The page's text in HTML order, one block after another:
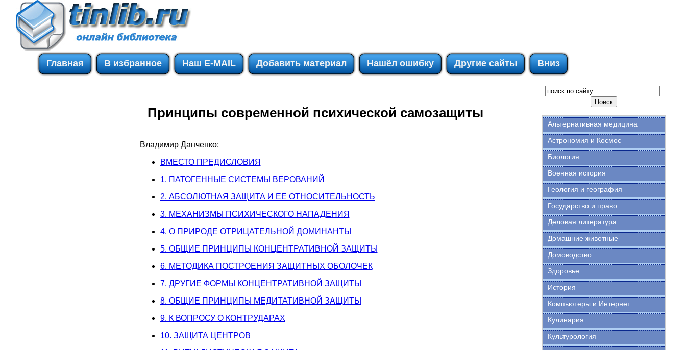
Главная В избранное Наш E-MAIL Добавить материал Нашёл ошибку Другие сайты Вниз
Принципы современной психической самозащиты
Владимир Данченко;
ВМЕСТО ПРЕДИСЛОВИЯ
1. ПАТОГЕННЫЕ СИСТЕМЫ ВЕРОВАНИЙ
2. АБСОЛЮТНАЯ ЗАЩИТА И ЕЕ ОТНОСИТЕЛЬНОСТЬ
3. МЕХАНИЗМЫ ПСИХИЧЕСКОГО НАПАДЕНИЯ
4. О ПРИРОДЕ ОТРИЦАТЕЛЬНОЙ ДОМИНАНТЫ
5. ОБЩИЕ ПРИНЦИПЫ КОНЦЕНТРАТИВНОЙ ЗАЩИТЫ
6. МЕТОДИКА ПОСТРОЕНИЯ ЗАЩИТНЫХ ОБОЛОЧЕК
7. ДРУГИЕ ФОРМЫ КОНЦЕНТРАТИВНОЙ ЗАЩИТЫ
8. ОБЩИЕ ПРИНЦИПЫ МЕДИТАТИВНОЙ ЗАЩИТЫ
9. К ВОПРОСУ О КОНТРУДАРАХ
10. ЗАЩИТА ЦЕНТРОВ
Альтернативная медицина
Астрономия и Космос
Биология
Военная история
Геология и география
Государство и право
Деловая литература
Домашние животные
Домоводство
Здоровье
История
Компьютеры и Интернет
Кулинария
Культурология